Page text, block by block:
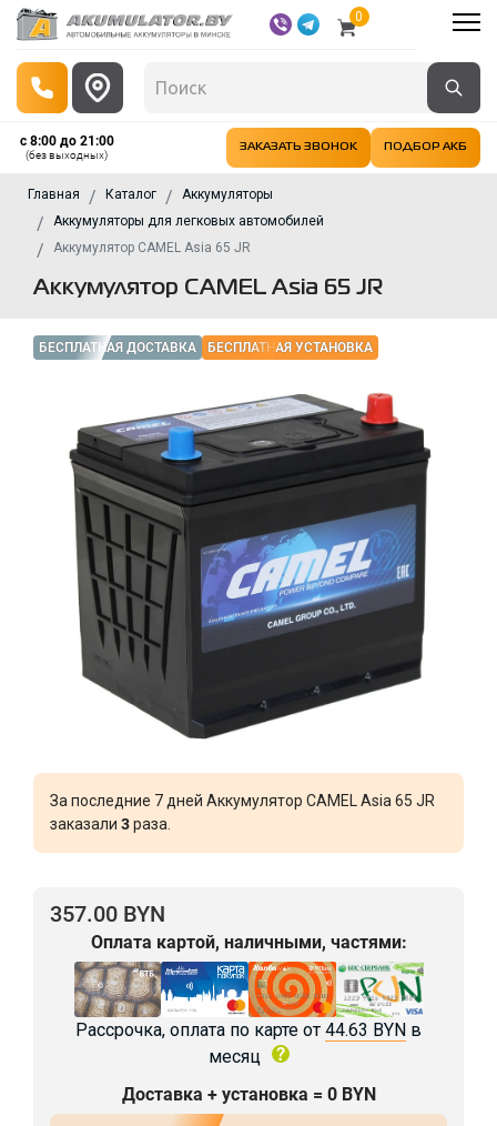
0
с 8:00 до 21:00
(без выходных)
ЗАКАЗАТЬ ЗВОНОК ПОДБОР АКБ
Главная Каталог
Аккумуляторы
Аккумуляторы для легковых автомобилей
Аккумулятор CAMEL Asia 65 JR
Аккумулятор CAMEL Asia 65 JR
БЕСПЛАТНАЯ ДОСТАВКА БЕСПЛАТНАЯ УСТАНОВКА
За последние 7 дней Аккумулятор CAMEL Asia 65 JR
заказали 3раза.
357.00 BYN
Оплата картой, наличными, частями:
Рассрочка, оплата по карте от 44.63 BYN в
месяц
Доставка + установка = 0 BYN